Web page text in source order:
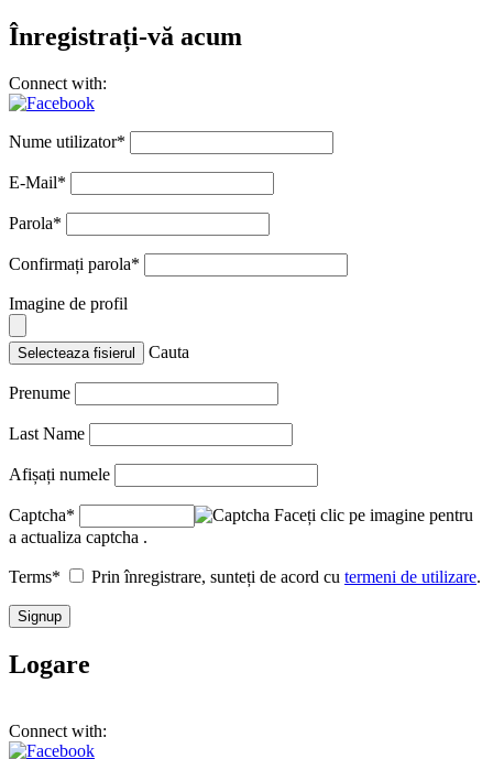
Înregistrați-vă acum
Connect with:
Nume utilizator*
E-Mail*
Parola*
Confirmați parola*
Imagine de profil
Selecteaza fisierul Cauta
Prenume
Last Name
Afișați numele
Captcha*
Faceți clic pe imagine pentru
a actualiza captcha .
Terms* Prin înregistrare, sunteți de acord cu termeni de utilizare.
Logare
Connect with: